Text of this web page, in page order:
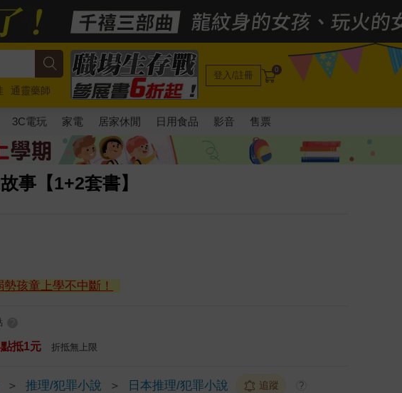
通靈藥師
登入/註冊 0
3C電玩 家電 居家休閒 日用食品 影音 售票
事【1+2套書】
孩童上學不中斷！
抵1元 折抵無上限
＞ 推理/犯罪小說 ＞ 日本推理/犯罪小說 追蹤 ?